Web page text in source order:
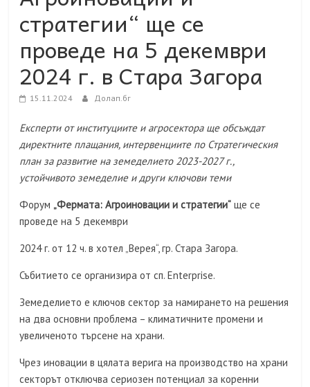
стратегии“ ще се
проведе на 5 декември
2024 г. в Стара Загора
15.11.2024 Долап.бг
Експерти от институциите и агросектора ще обсъждат
директните плащания, интервенциите по Стратегическия
план за развитие на земеделието 2023-2027 г.,
устойчивото земеделие и други ключови теми
Форум „Фермата: Агроиновации и стратегии“ ще се
проведе на 5 декември
2024 г. от 12 ч. в хотел „Верея“, гр. Стара Загора.
Събитието се организира от сп. Enterprise.
Земеделието е ключов сектор за намирането на решения
на два основни проблема – климатичните промени и
увеличеното търсене на храни.
Чрез иновации в цялата верига на производство на храни
секторът отключва сериозен потенциал за коренни